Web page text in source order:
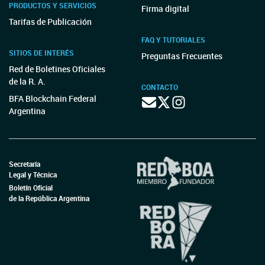
PRODUCTOS Y SERVICIOS
Tarifas de Publicación
SITIOS DE INTERÉS
Red de Boletines Oficiales
de la R. A.
BFA Blockchain Federal
Argentina
Firma digital
FAQ Y TUTORIALES
Preguntas Frecuentes
CONTACTO
Secretaría
Legal y Técnica
Boletín Oficial
de la República Argentina